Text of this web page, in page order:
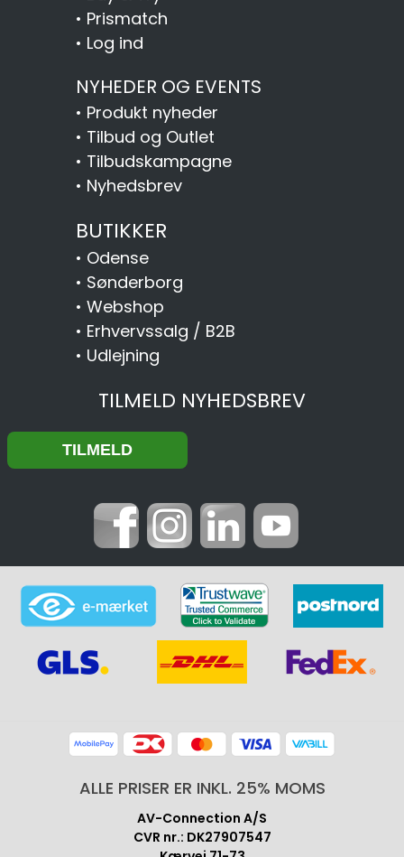
• Prismatch
• Log ind
NYHEDER OG EVENTS
• Produkt nyheder
• Tilbud og Outlet
• Tilbudskampagne
• Nyhedsbrev
BUTIKKER
• Odense
• Sønderborg
• Webshop
• Erhvervssalg / B2B
• Udlejning
TILMELD NYHEDSBREV
ALLE PRISER ER INKL. 25% MOMS
AV-Connection A/S
CVR nr.: DK27907547